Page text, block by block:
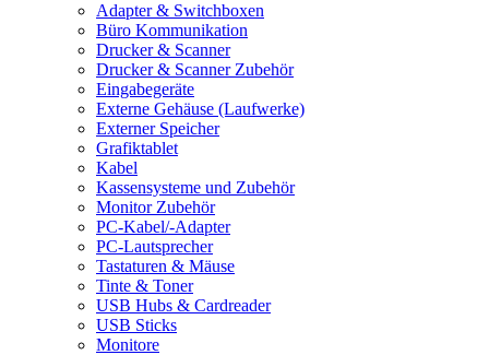
Adapter & Switchboxen
Büro Kommunikation
Drucker & Scanner
Drucker & Scanner Zubehör
Eingabegeräte
Externe Gehäuse (Laufwerke)
Externer Speicher
Grafiktablet
Kabel
Kassensysteme und Zubehör
Monitor Zubehör
PC-Kabel/-Adapter
PC-Lautsprecher
Tastaturen & Mäuse
Tinte & Toner
USB Hubs & Cardreader
USB Sticks
Monitore